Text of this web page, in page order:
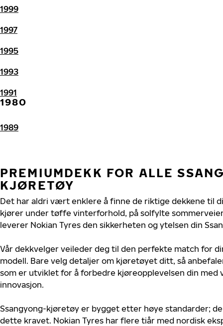
1999
1997
1995
1993
1991
1980
1989
PREMIUMDEKK FOR ALLE
KJØRETØY
Det har aldri vært enklere å finne de riktige dekkene til
kjører under tøffe vinterforhold, på solfylte
leverer Nokian Tyres den sikkerheten og ytelsen din
Vår dekkvelger veileder deg til den perfekte match for
modell. Bare velg detaljer om kjøretøyet ditt, så
som er utviklet for å forbedre kjøreopplevelsen din med
innovasjon.
Ssangyong-kjøretøy er bygget etter høye standarder;
dette kravet. Nokian Tyres har flere tiår med nordisk